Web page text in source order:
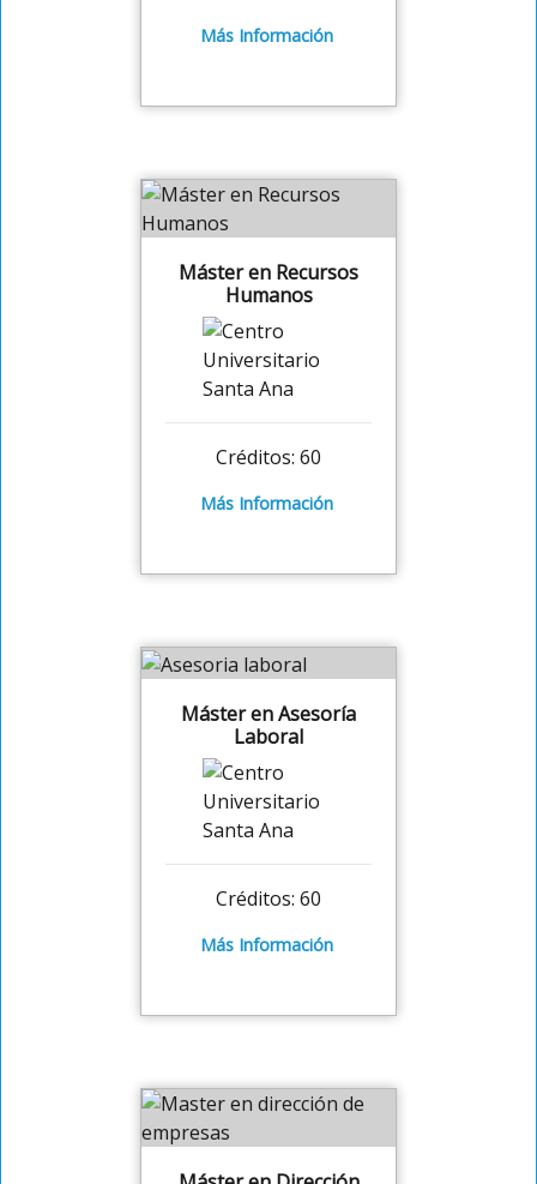
Más Información
Máster en Recursos
Humanos
Créditos: 60
Más Información
Máster en Asesoría
Laboral
Créditos: 60
Más Información